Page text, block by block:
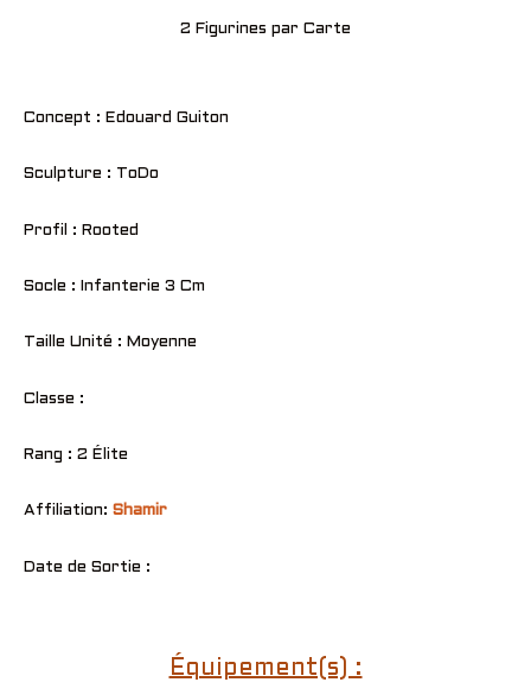
2 Figurines par Carte
Concept : Edouard Guiton
Sculpture : ToDo
Profil : Rooted
Socle : Infanterie 3 Cm
Taille Unité : Moyenne
Classe :
Rang : 2 Élite
Affiliation: Shamir
Date de Sortie :
Équipement(s) :